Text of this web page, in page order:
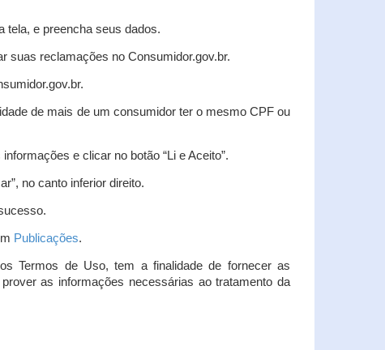
tela, e preencha seus dados.
suas reclamações no Consumidor.gov.br.
de mais de um consumidor ter o mesmo CPF ou
e clicar no botão “Li e Aceito”.
no canto inferior direito.
Publicações.
Termos de Uso, tem a finalidade de fornecer as
as informações necessárias ao tratamento da